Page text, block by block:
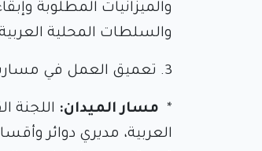
والميزانيات المطلوبة
والسلطات المحلية
3. تعميق العمل في مسارين مركزين:
* مسار الميدان: اللجنة
العربية، مديري دوائر